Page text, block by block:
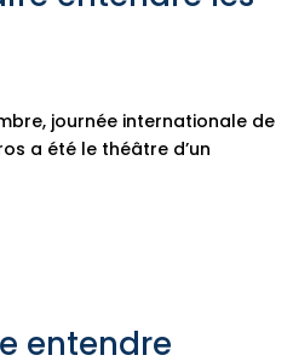
journée internationale de
a été le théâtre d’un
entendre